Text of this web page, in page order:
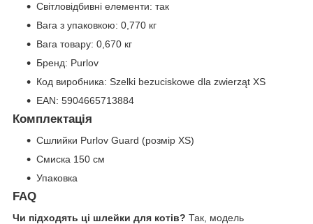
Світловідбивні елементи: так
Вага з упаковкою: 0,770 кг
Вага товару: 0,670 кг
Бренд: Purlov
Код виробника: Szelki bezuciskowe dla zwierząt XS
EAN: 5904665713884
Комплектація
Сшлийки Purlov Guard (розмір XS)
Смиска 150 см
Упаковка
FAQ
Чи підходять ці шлейки для котів? Так, модель